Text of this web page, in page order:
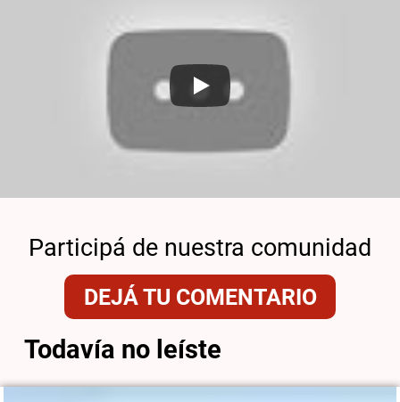
Participá de nuestra comunidad
DEJÁ TU COMENTARIO
Todavía no leíste